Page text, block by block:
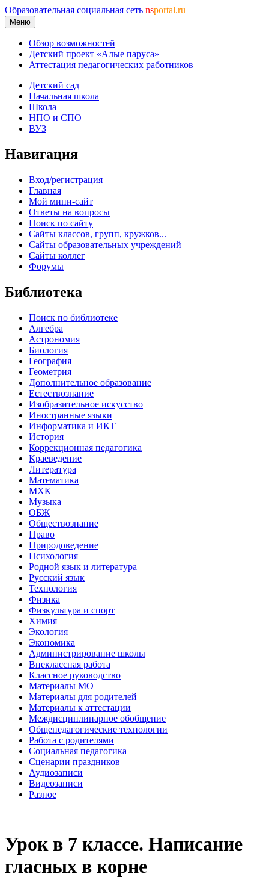
Образовательная социальная сеть nsportal.ru
Меню
Обзор возможностей
Детский проект «Алые паруса»
Аттестация педагогических работников
Детский сад
Начальная школа
Школа
НПО и СПО
ВУЗ
Навигация
Вход/регистрация
Главная
Мой мини-сайт
Ответы на вопросы
Поиск по сайту
Сайты классов, групп, кружков...
Сайты образовательных учреждений
Сайты коллег
Форумы
Библиотека
Поиск по библиотеке
Алгебра
Астрономия
Биология
География
Геометрия
Дополнительное образование
Естествознание
Изобразительное искусство
Иностранные языки
Информатика и ИКТ
История
Коррекционная педагогика
Краеведение
Литература
Математика
МХК
Музыка
ОБЖ
Обществознание
Право
Природоведение
Психология
Родной язык и литература
Русский язык
Технология
Физика
Физкультура и спорт
Химия
Экология
Экономика
Администрирование школы
Внеклассная работа
Классное руководство
Материалы МО
Материалы для родителей
Материалы к аттестации
Междисциплинарное обобщение
Общепедагогические технологии
Работа с родителями
Социальная педагогика
Сценарии праздников
Аудиозаписи
Видеозаписи
Разное
Урок в 7 классе. Написание
гласных в корне